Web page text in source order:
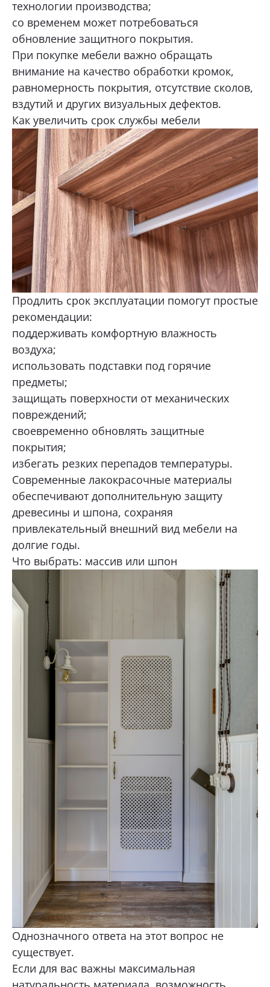
технологии производства;
со временем может потребоваться
обновление защитного покрытия.
При покупке мебели важно обращать
внимание на качество обработки кромок,
равномерность покрытия, отсутствие сколов,
вздутий и других визуальных дефектов.
Как увеличить срок службы мебели
Продлить срок эксплуатации помогут простые
рекомендации:
поддерживать комфортную влажность
воздуха;
использовать подставки под горячие
предметы;
защищать поверхности от механических
повреждений;
своевременно обновлять защитные
покрытия;
избегать резких перепадов температуры.
Современные лакокрасочные материалы
обеспечивают дополнительную защиту
древесины и шпона, сохраняя
привлекательный внешний вид мебели на
долгие годы.
Что выбрать: массив или шпон
Однозначного ответа на этот вопрос не
существует.
Если для вас важны максимальная